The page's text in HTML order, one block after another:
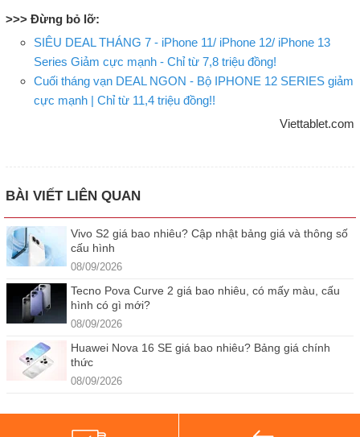
>>> Đừng bỏ lỡ:
SIÊU DEAL THÁNG 7 - iPhone 11/ iPhone 12/ iPhone 13
Series Giảm cực mạnh - Chỉ từ 7,8 triệu đồng!
Cuối tháng vạn DEAL NGON - Bộ IPHONE 12 SERIES giảm
cực mạnh | Chỉ từ 11,4 triệu đồng!!
Viettablet.com
BÀI VIẾT LIÊN QUAN
Vivo S2 giá bao nhiêu? Cập nhật bảng giá và thông số
cấu hình
08/09/2026
Tecno Pova Curve 2 giá bao nhiêu, có mấy màu, cấu
hình có gì mới?
08/09/2026
Huawei Nova 16 SE giá bao nhiêu? Bảng giá chính
thức
08/09/2026